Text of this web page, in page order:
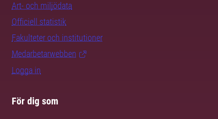
Art- och miljödata
Officiell statistik
Fakulteter och institutioner
Medarbetarwebben
Logga in
För dig som